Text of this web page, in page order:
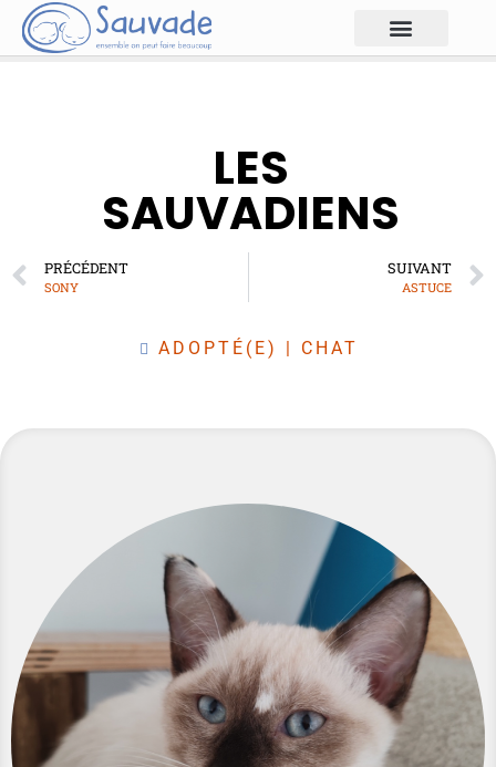
LES
SAUVADIENS
PRÉCÉDENT
SONY
SUIVANT
ASTUCE
ADOPTÉ(E) | CHAT